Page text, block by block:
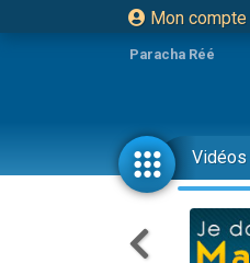
Mon compte
Paracha Réé
Vidéos